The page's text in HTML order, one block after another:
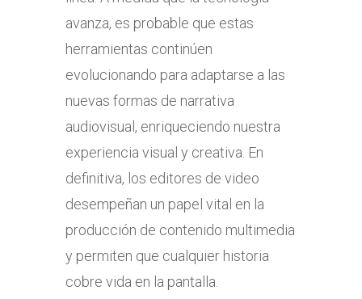
avanza, es probable que estas
herramientas continúen
evolucionando para adaptarse a las
nuevas formas de narrativa
audiovisual, enriqueciendo nuestra
experiencia visual y creativa. En
definitiva, los editores de video
desempeñan un papel vital en la
producción de contenido multimedia
y permiten que cualquier historia
cobre vida en la pantalla.